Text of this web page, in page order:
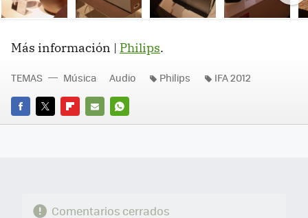
Más información | Philips.
FACEBOOK
TWITTERFLIPBOARD
E-
WHATSAPP
TEMAS Música Audio Philips IFA 2012
Comentarios cerrados